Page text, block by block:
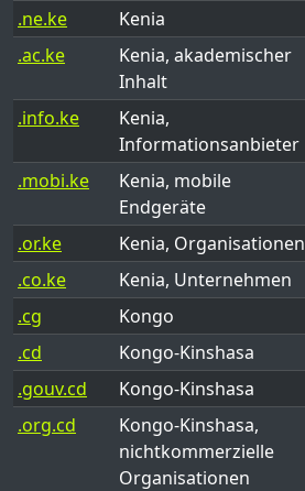
.ne.ke Kenia
.ac.ke
Kenia, akademischer
Inhalt
.info.ke
Kenia,
Informationsanbieter
.mobi.ke
Kenia, mobile
Endgeräte
.or.ke Kenia, Organisationen
.co.ke
Kenia, Unternehmen
.cg
Kongo
.cd
Kongo-Kinshasa
.gouv.cd
Kongo-Kinshasa
.org.cd
Kongo-Kinshasa,
nichtkommerzielle
Organisationen